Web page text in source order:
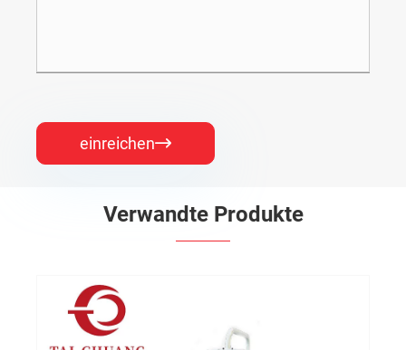
einreichen
Verwandte Produkte